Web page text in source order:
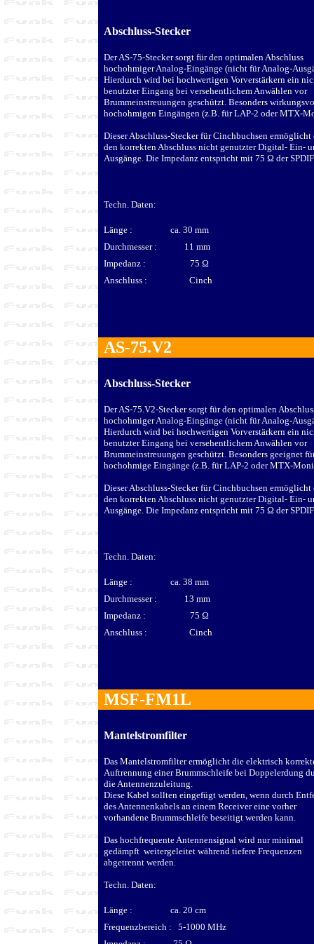
Abschluss-Stecker
Der AS-75-Stecker sorgt für den optimalen Abschluss
hochohmiger Analog-Eingänge (nicht für Analog-
Hierdurch wird bei hochwertigen Vorverstärkern ein
benutzter Eingang bei versehentlichem Anwählen vor
Brummeinstreuungen geschützt. Besonders
hochohmigen Eingängen (z.B. für LAP-2 oder MTX-
Dieser Abschluss-Stecker für Cinchbuchsen ermöglicht
den korrekten Abschluss nicht genutzter Digital- Ein-
Ausgänge. Die Impedanz entspricht mit 75 Ω der
Techn. Daten:
Länge : ca. 30 mm
Durchmesser : 11 mm
Impedanz : 75 Ω
Anschluss : Cinch
AS-75.V2
Abschluss-Stecker
Der AS-75.V2-Stecker sorgt für den optimalen
hochohmiger Analog-Eingänge (nicht für Analog-
Hierdurch wird bei hochwertigen Vorverstärkern ein
benutzter Eingang bei versehentlichem Anwählen vor
Brummeinstreuungen geschützt. Besonders geeignet
hochohmige Eingänge (z.B. für LAP-2 oder MTX-
Dieser Abschluss-Stecker für Cinchbuchsen ermöglicht
den korrekten Abschluss nicht genutzter Digital- Ein-
Ausgänge. Die Impedanz entspricht mit 75 Ω der
Techn. Daten:
Länge : ca. 38 mm
Durchmesser : 13 mm
Impedanz : 75 Ω
Anschluss : Cinch
MSF-FM1L
Mantelstromfilter
Das Mantelstromfilter ermöglicht die elektrisch
Auftrennung einer Brummschleife bei Doppelerdung
die Antennenzuleitung.
Diese Kabel sollten eingefügt werden, wenn durch
des Antennenkabels an einem Receiver eine vorher
vorhandene Brummschleife beseitigt werden kann.
Das hochfrequente Antennensignal wird nur minimal
gedämpft weitergeleitet während tiefere Frequenzen
abgetrennt werden.
Techn. Daten:
Länge : ca. 20 cm
Frequenzbereich : 5-1000 MHz